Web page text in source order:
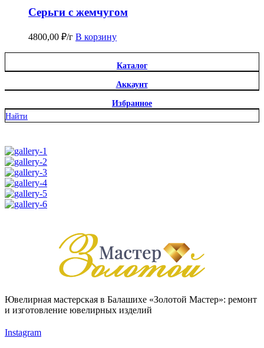
Серьги с жемчугом
4800,00 ₽/г В корзину
Каталог
Аккаунт
Избранное
Найти
Ювелирная мастерская в Балашихе «Золотой Мастер»: ремонт
и изготовление ювелирных изделий
Instagram